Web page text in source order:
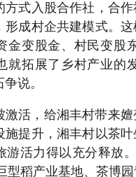
方式入股合作社，合
形成村企共建模式。
金变股金、村民变股
就拓展了乡村产业的
说。
激活，给湘丰村带来嬗
施提升，湘丰村以茶
游活力得以充分释放
型稻产业基地、茶博